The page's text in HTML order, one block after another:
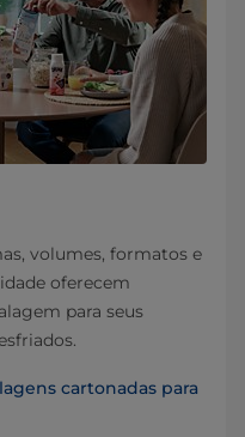
volumes, formatos e
oferecem
para seus
cartonadas para